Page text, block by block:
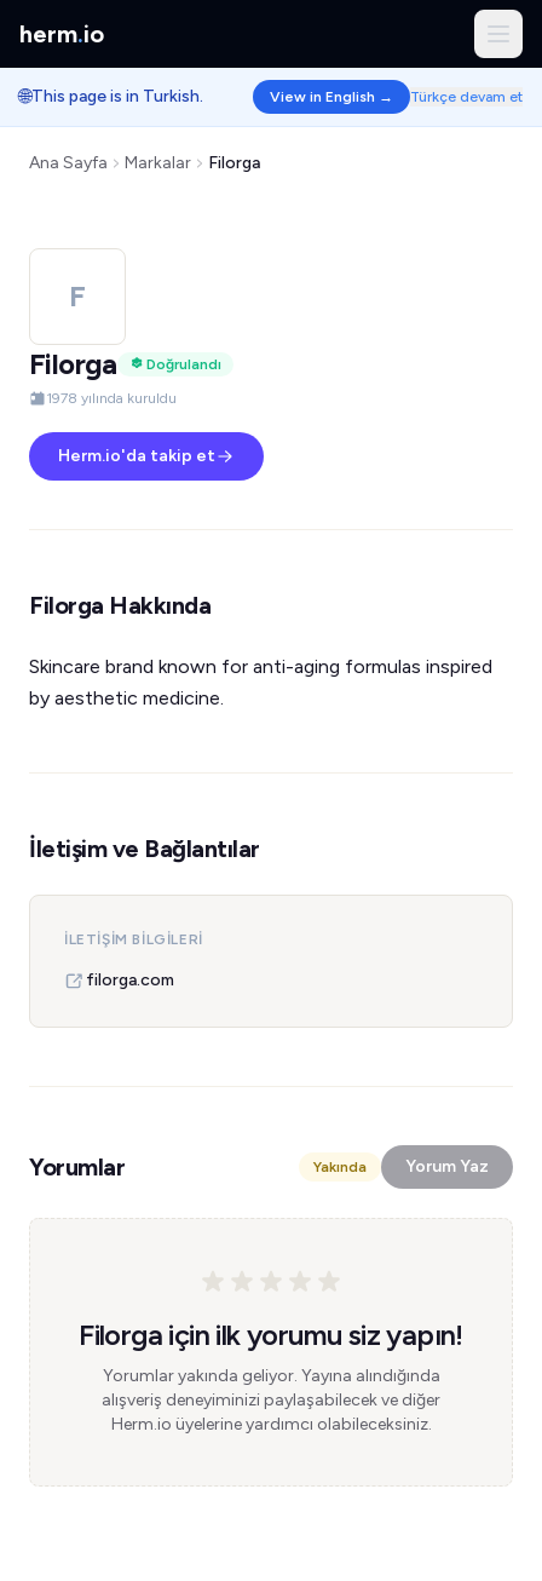
herm.io
🌐This page is in Turkish. View in English → Türkçe devam et
Ana Sayfa Markalar Filorga
F
Filorga
Doğrulandı
1978 yılında kuruldu
Herm.io'da takip et
Filorga Hakkında
Skincare brand known for anti-aging formulas inspired
by aesthetic medicine.
İletişim ve Bağlantılar
İLETIŞIM BILGILERI
filorga.com
Yorumlar Yakında Yorum Yaz
Filorga için ilk yorumu siz yapın!
Yorumlar yakında geliyor. Yayına alındığında
alışveriş deneyiminizi paylaşabilecek ve diğer
Herm.io üyelerine yardımcı olabileceksiniz.